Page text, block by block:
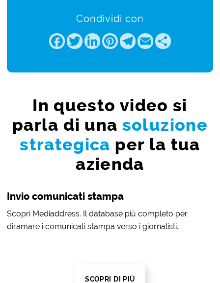
Condividi con
Facebook
TwitterLinkedIn
Pinterest
Telegram
EmailShare
In questo video si
parla di una soluzione
strategica per la tua
azienda
Invio comunicati stampa
Scopri Mediaddress. Il database più completo per
diramare i comunicati stampa verso i giornalisti.
SCOPRI DI PIÙ